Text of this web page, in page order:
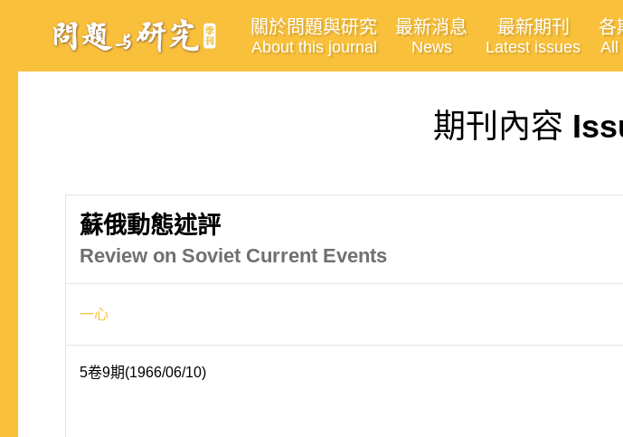
關於問題與研究
About this journal
最新消息
News
最新期刊
Latest issues
各
All
期刊內容
蘇俄動態述評
Review on Soviet Current Events
一心
5卷9期(1966/06/10)